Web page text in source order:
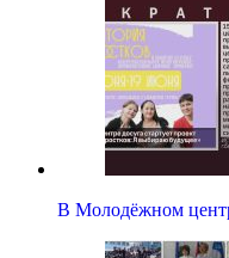
В Молодёжном